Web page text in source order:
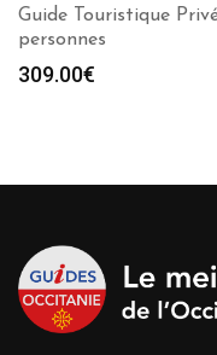
Guide Touristique
personnes
309.00€